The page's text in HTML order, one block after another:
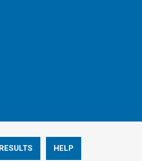
RESULTS HELP